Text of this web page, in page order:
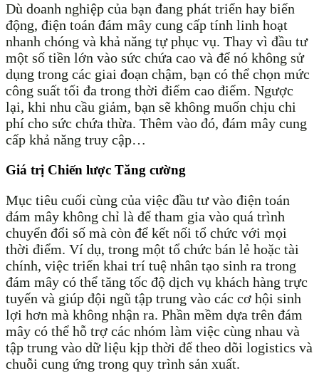
Dù doanh nghiệp của bạn đang phát triển hay biến
động, điện toán đám mây cung cấp tính linh hoạt
nhanh chóng và khả năng tự phục vụ. Thay vì đầu tư
một số tiền lớn vào sức chứa cao và để nó không sử
dụng trong các giai đoạn chậm, bạn có thể chọn mức
công suất tối đa trong thời điểm cao điểm. Ngược
lại, khi nhu cầu giảm, bạn sẽ không muốn chịu chi
phí cho sức chứa thừa. Thêm vào đó, đám mây cung
cấp khả năng truy cập…
Giá trị Chiến lược Tăng cường
Mục tiêu cuối cùng của việc đầu tư vào điện toán
đám mây không chỉ là để tham gia vào quá trình
chuyển đổi số mà còn để kết nối tổ chức với mọi
thời điểm. Ví dụ, trong một tổ chức bán lẻ hoặc tài
chính, việc triển khai trí tuệ nhân tạo sinh ra trong
đám mây có thể tăng tốc độ dịch vụ khách hàng trực
tuyến và giúp đội ngũ tập trung vào các cơ hội sinh
lợi hơn mà không nhận ra. Phần mềm dựa trên đám
mây có thể hỗ trợ các nhóm làm việc cùng nhau và
tập trung vào dữ liệu kịp thời để theo dõi logistics và
chuỗi cung ứng trong quy trình sản xuất.